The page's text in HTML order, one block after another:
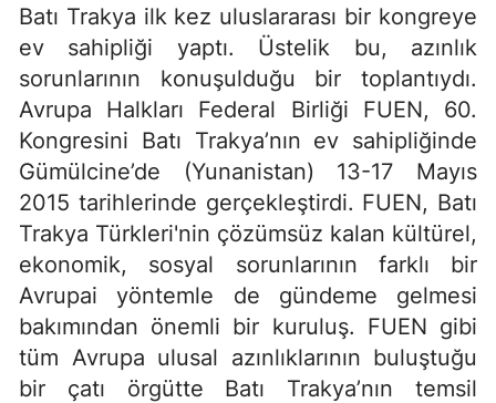
Batı Trakya ilk kez uluslararası bir kongreye
ev sahipliği yaptı. Üstelik bu, azınlık
sorunlarının konuşulduğu bir toplantıydı.
Avrupa Halkları Federal Birliği FUEN, 60.
Kongresini Batı Trakya’nın ev sahipliğinde
Gümülcine’de (Yunanistan) 13-17 Mayıs
2015 tarihlerinde gerçekleştirdi. FUEN, Batı
Trakya Türkleri'nin çözümsüz kalan kültürel,
ekonomik, sosyal sorunlarının farklı bir
Avrupai yöntemle de gündeme gelmesi
bakımından önemli bir kuruluş. FUEN gibi
tüm Avrupa ulusal azınlıklarının buluştuğu
bir çatı örgütte Batı Trakya’nın temsil